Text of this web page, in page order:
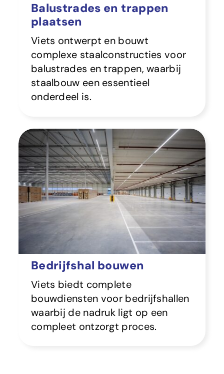
Balustrades en trappen
plaatsen
Viets ontwerpt en bouwt
complexe staalconstructies voor
balustrades en trappen, waarbij
staalbouw een essentieel
onderdeel is.
Bedrijfshal bouwen
Viets biedt complete
bouwdiensten voor bedrijfshallen
waarbij de nadruk ligt op een
compleet ontzorgt proces.